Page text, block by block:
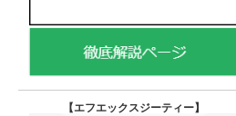
【エフエックスジーティー】